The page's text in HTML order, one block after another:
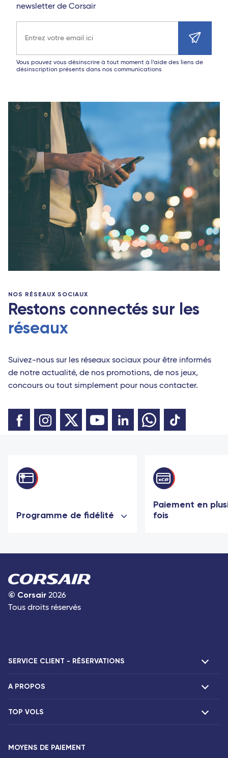
newsletter de Corsair
Vous pouvez vous désinscrire à tout moment à l’aide des liens de
désinscription présents dans nos communications
NOS RÉSEAUX SOCIAUX
Restons connectés sur les
réseaux
Suivez-nous sur les réseaux sociaux pour être informés
de notre actualité, de nos promotions, de nos jeux,
concours ou tout simplement pour nous contacter.
Programme de fidélité
Paiement en
fois
© Corsair 2026
Tous droits réservés
SERVICE CLIENT - RÉSERVATIONS
F.A.Q et contacts
Destinations
A PROPOS
Présentation
Espace presse
TOP VOLS
MOYENS DE PAIEMENT